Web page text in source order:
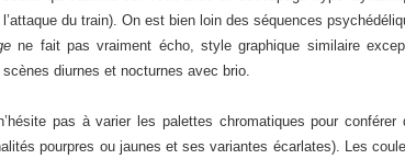
du train). On est bien loin des séquences
ne fait pas vraiment écho, style graphique similaire
diurnes et nocturnes avec brio.
pas à varier les palettes chromatiques pour conférer
pourpres ou jaunes et ses variantes écarlates). Les